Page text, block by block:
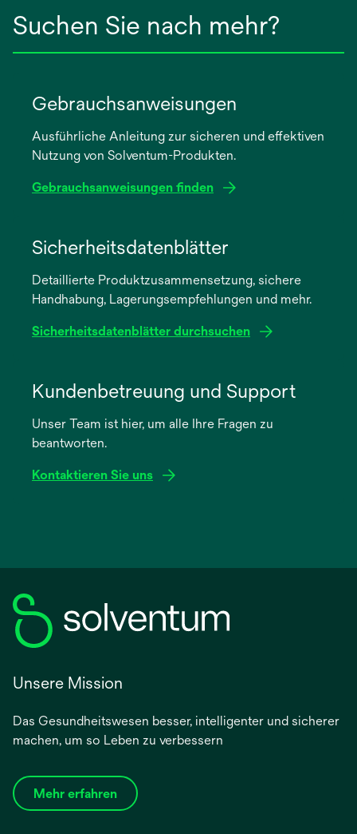
Suchen Sie nach mehr?
Gebrauchsanweisungen
Ausführliche Anleitung zur sicheren und effektiven
Nutzung von Solventum-Produkten.
Gebrauchsanweisungen finden
neuen
Registerkarte
Sicherheitsdatenblätter
Detaillierte Produktzusammensetzung, sichere
Handhabung, Lagerungsempfehlungen und mehr.
Sicherheitsdatenblätter durchsuchen
neuen
Registerkarte
Kundenbetreuung und Support
Unser Team ist hier, um alle Ihre Fragen zu
beantworten.
Kontaktieren Sie uns
Unsere Mission
Das Gesundheitswesen besser, intelligenter und sicherer
machen, um so Leben zu verbessern
Mehr erfahren